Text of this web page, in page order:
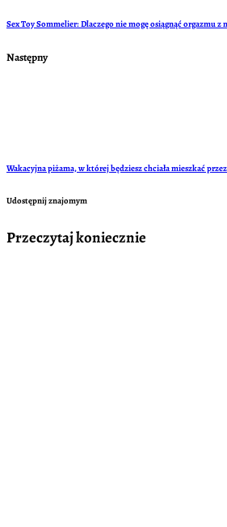
Sex Toy Sommelier: Dlaczego nie mogę osiągnąć orgazmu z
Następny
Wakacyjna piżama, w której będziesz chciała mieszkać przez
Udostępnij znajomym
Przeczytaj koniecznie